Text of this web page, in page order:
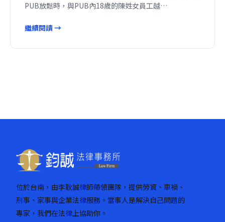
PUB放鬆時，與PUB內18歲的陳姓女員工越…
繼續閱讀 →
位於台南，由李耿誠律師帶領團隊，提供勞資、車禍、
刑事、家事與企業法律服務。當事人是解決自己問題的
專家，我們在法律上協助你。